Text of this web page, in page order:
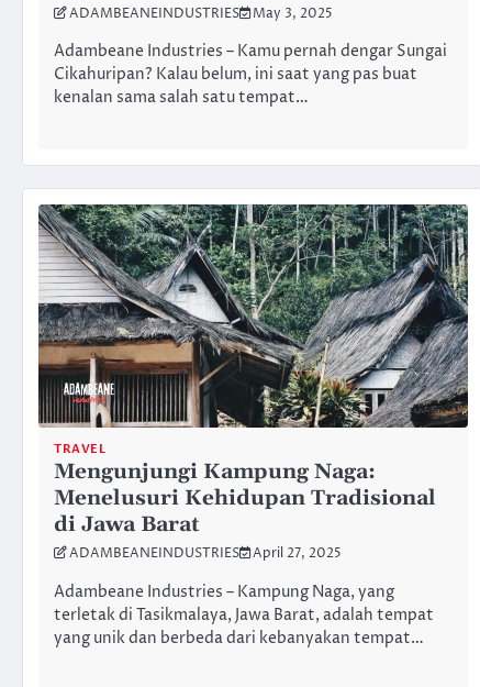
ADAMBEANEINDUSTRIES May 3, 2025
Adambeane Industries – Kamu pernah dengar Sungai
Cikahuripan? Kalau belum, ini saat yang pas buat
kenalan sama salah satu tempat…
TRAVEL
Mengunjungi Kampung Naga:
Menelusuri Kehidupan Tradisional
di Jawa Barat
ADAMBEANEINDUSTRIES April 27, 2025
Adambeane Industries – Kampung Naga, yang
terletak di Tasikmalaya, Jawa Barat, adalah tempat
yang unik dan berbeda dari kebanyakan tempat…